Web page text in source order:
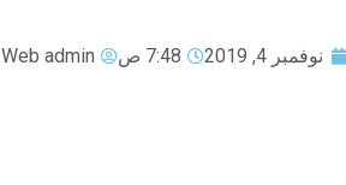
نوفمبر 4, 2019 7:48 ص Web admin